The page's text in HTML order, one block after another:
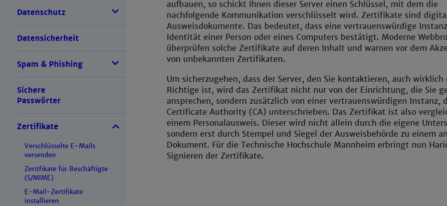
Datenschutz
Datensicherheit
Spam & Phishing
Sichere
Passwörter
Zertifikate
Verschlüsselte E-Mails
versenden
Zertifikate für Beschäftigte
(S/MIME)
E-Mail-Zertifikate
installieren
aufbauen, so schickt Ihnen dieser Server einen Schlüssel, mit dem die
nachfolgende Kommunikation verschlüsselt wird. Zertifikate sind
Ausweisdokumente. Das bedeutet, dass eine vertrauenswürdige
Identität einer Person oder eines Computers bestätigt. Moderne
überprüfen solche Zertifikate auf deren Inhalt und warnen vor dem
von unbekannten Zertifikaten.
Um sicherzugehen, dass der Server, den Sie kontaktieren, auch wirklich
Richtige ist, wird das Zertifikat nicht nur von der Einrichtung, die Sie
ansprechen, sondern zusätzlich von einer vertrauenswürdigen Instanz,
Certificate Authority (CA) unterschrieben. Das Zertifikat ist also
einem Personalausweis. Dieser wird nicht allein durch die eigene
sondern erst durch Stempel und Siegel der Ausweisbehörde zu einem
Dokument. Für die Technische Hochschule Mannheim erbringt nun
Signieren der Zertifikate.